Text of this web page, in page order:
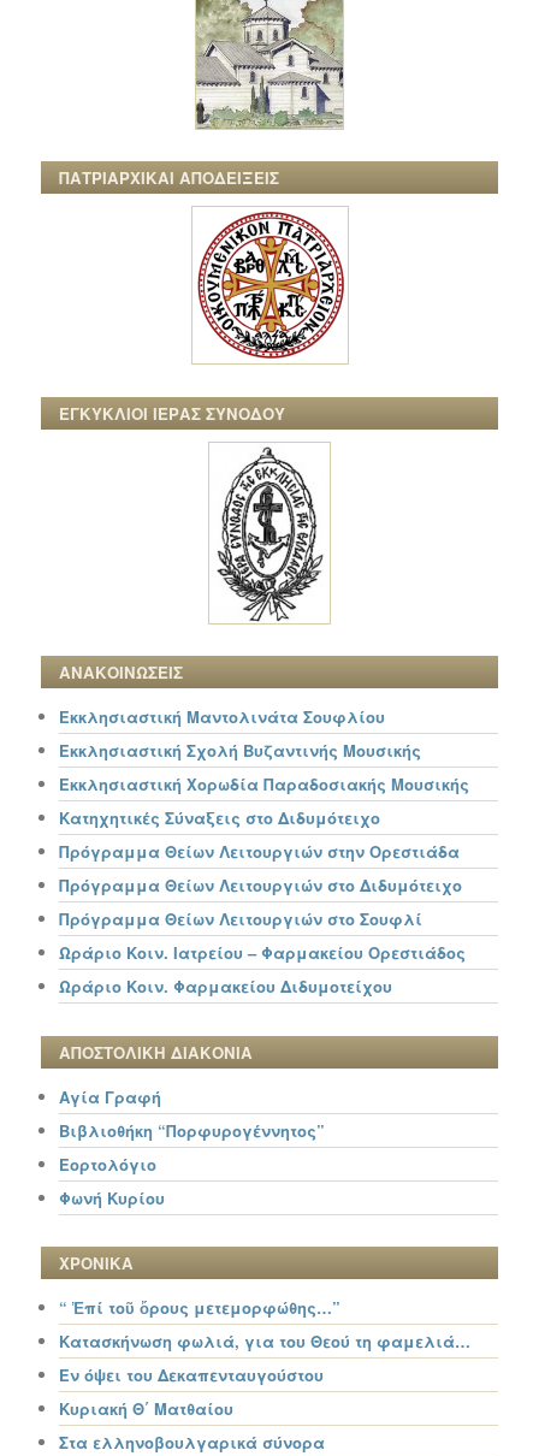
ΠΑΤΡΙΑΡΧΙΚΑΙ ΑΠΟΔΕΙΞΕΙΣ
ΕΓΚΥΚΛΙΟΙ ΙΕΡΑΣ ΣΥΝΟΔΟΥ
ΑΝΑΚΟΙΝΩΣΕΙΣ
Εκκλησιαστική Μαντολινάτα Σουφλίου
Εκκλησιαστική Σχολή Βυζαντινής Μουσικής
Εκκλησιαστική Χορωδία Παραδοσιακής Μουσικής
Κατηχητικές Σύναξεις στο Διδυμότειχο
Πρόγραμμα Θείων Λειτουργιών στην Ορεστιάδα
Πρόγραμμα Θείων Λειτουργιών στο Διδυμότειχο
Πρόγραμμα Θείων Λειτουργιών στο Σουφλί
Ωράριο Κοιν. Ιατρείου – Φαρμακείου Ορεστιάδος
Ωράριο Κοιν. Φαρμακείου Διδυμοτείχου
ΑΠΟΣΤΟΛΙΚΗ ΔΙΑΚΟΝΙΑ
Αγία Γραφή
Βιβλιοθήκη “Πορφυρογέννητος”
Εορτολόγιο
Φωνή Κυρίου
ΧΡΟΝΙΚΑ
“ Ἐπί τοῦ ὄρους μετεμορφώθης…”
Κατασκήνωση φωλιά, για του Θεού τη φαμελιά…
Εν όψει του Δεκαπενταυγούστου
Κυριακή Θ΄ Ματθαίου
Στα ελληνοβουλγαρικά σύνορα